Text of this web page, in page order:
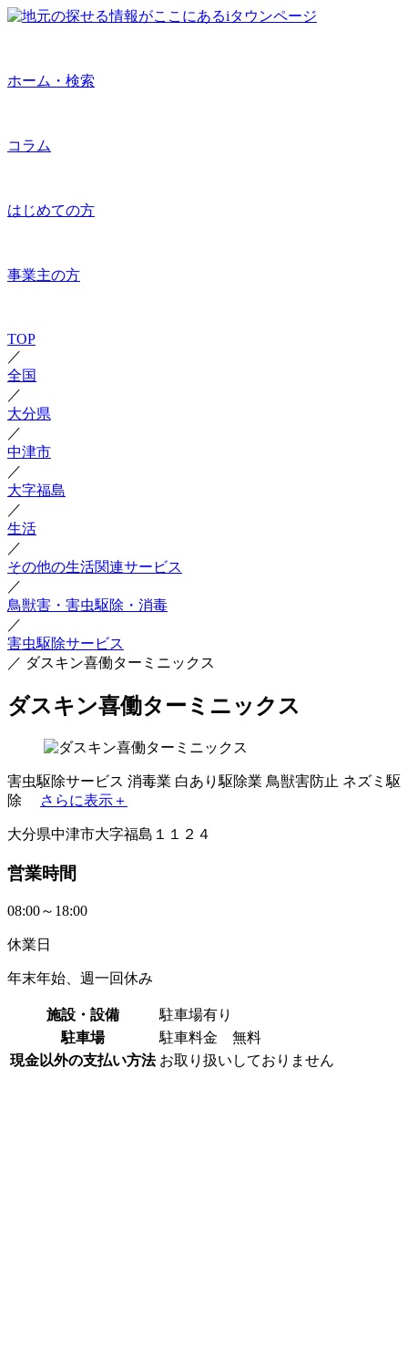
ホーム・検索
コラム
はじめての方
事業主の方
TOP
／
全国
／
大分県
／
中津市
／
大字福島
／
生活
／
その他の生活関連サービス
／
鳥獣害・害虫駆除・消毒
／
害虫駆除サービス
／ ダスキン喜働ターミニックス
ダスキン喜働ターミニックス
害虫駆除サービス 消毒業 白あり駆除業 鳥獣害防止 ネズミ駆
除
さらに表示＋
大分県中津市大字福島１１２４
営業時間
08:00～18:00
休業日
年末年始、週一回休み
施設・設備
駐車場有り
駐車場
駐車料金 無料
現金以外の支払い方法 お取り扱いしておりません